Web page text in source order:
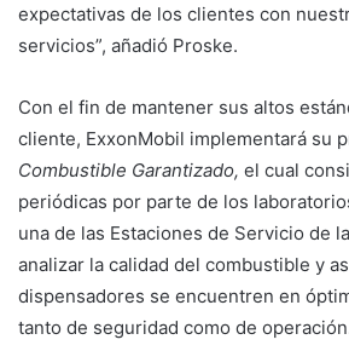
expectativas de los clientes con
servicios”, añadió Proske.
Con el fin de mantener sus altos
cliente, ExxonMobil implementará su
Combustible Garantizado, el cual
periódicas por parte de los
una de las Estaciones de Servicio de
analizar la calidad del combustible y
dispensadores se encuentren en
tanto de seguridad como de